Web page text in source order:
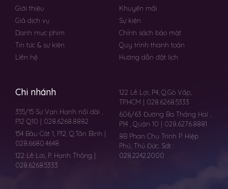
Giới thiệu
Giá dịch vụ
Danh mục phim
Tin tức & sự kiện
Liên hệ
Khuyến mãi
Sự kiện
Chính sách bảo mật
Quy trình thanh toán
Hướng dẫn đặt lịch
Chi nhánh
355/15 Sư Vạn Hạnh nối dài ,
P.12 Q10 | 028.6268.8882
154 Bàu Cát 1, P.12, Q.Tân Bình |
028.6680.4648
122 Lê Lơi, P. Hạnh Thông |
028.6268.5333
122 Lê Lợi, P4, Q.Gò Vấp,
TP.HCM | 028.6268.5333
606/63 Đường Ba Tháng Hai ,
P.14 , Quận 10 | 028.6276.8881
8B Phan Chu Trinh P. Hiệp
Phú, Thủ Đức. Sdt :
028.2242.2000